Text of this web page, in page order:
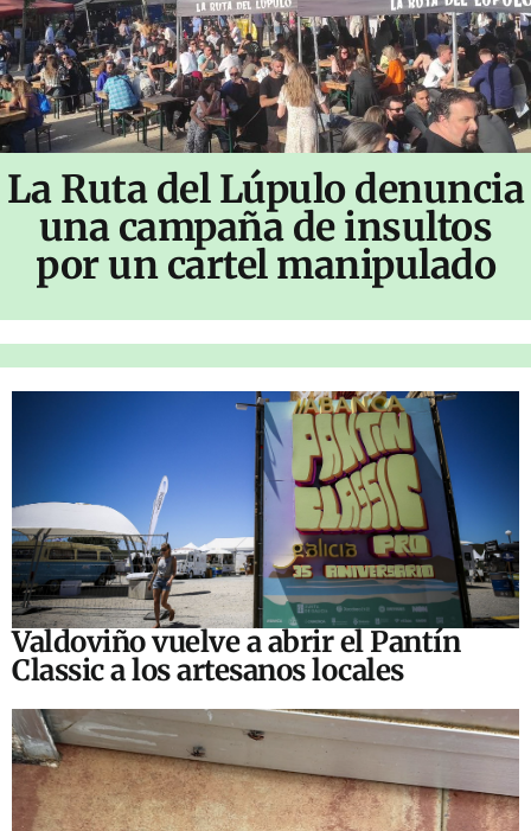
La Ruta del Lúpulo denuncia
una campaña de insultos
por un cartel manipulado
Valdoviño vuelve a abrir el Pantín
Classic a los artesanos locales